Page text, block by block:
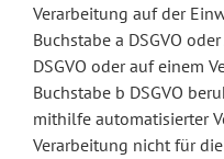
Verarbeitung auf der
Buchstabe a DSGVO
DSGVO oder auf einem
Buchstabe b DSGVO
mithilfe automatisierter
Verarbeitung nicht für